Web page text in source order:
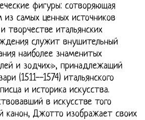
фигуры: сотворяющая
самых ценных источников
творчестве итальянских
служит внушительный
наиболее знаменитых
и зодчих», принадлежащий
(1511--1574) итальянского
и историка искусства.
в искусстве того
канон, Джотто изображает своих